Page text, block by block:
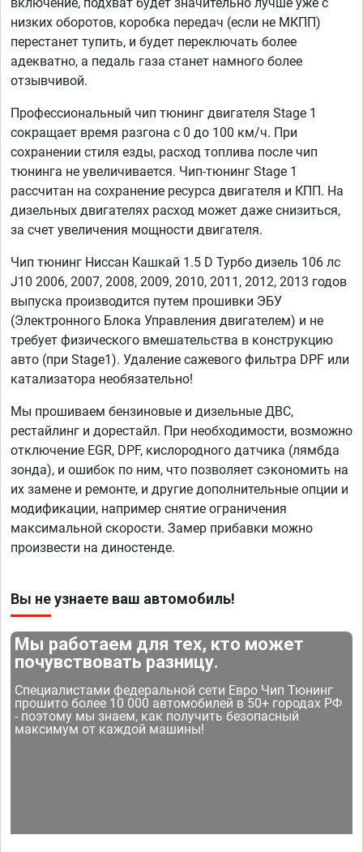
низких оборотов, коробка передач (если не МКПП)
перестанет тупить, и будет переключать более
адекватно, а педаль газа станет намного более
отзывчивой.
Профессиональный чип тюнинг двигателя Stage 1
сокращает время разгона с 0 до 100 км/ч. При
сохранении стиля езды, расход топлива после чип
тюнинга не увеличивается. Чип-тюнинг Stage 1
рассчитан на сохранение ресурса двигателя и КПП. На
дизельных двигателях расход может даже снизиться,
за счет увеличения мощности двигателя.
Чип тюнинг Ниссан Кашкай 1.5 D Турбо дизель 106 лс
J10 2006, 2007, 2008, 2009, 2010, 2011, 2012, 2013 годов
выпуска производится путем прошивки ЭБУ
(Электронного Блока Управления двигателем) и не
требует физического вмешательства в конструкцию
авто (при Stage1). Удаление сажевого фильтра DPF или
катализатора необязательно!
Мы прошиваем бензиновые и дизельные ДВС,
рестайлинг и дорестайл. При необходимости, возможно
отключение EGR, DPF, кислородного датчика (лямбда
зонда), и ошибок по ним, что позволяет сэкономить на
их замене и ремонте, и другие дополнительные опции и
модификации, например снятие ограничения
максимальной скорости. Замер прибавки можно
произвести на диностенде.
Вы не узнаете ваш автомобиль!
Мы работаем для тех, кто может
почувствовать разницу.
Специалистами федеральной сети Евро Чип Тюнинг
прошито более 10 000 автомобилей в 50+ городах РФ
- поэтому мы знаем, как получить безопасный
максимум от каждой машины!